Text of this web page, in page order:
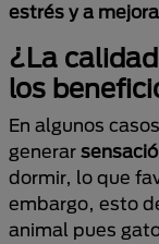
estrés y a
¿La
los
En algunos
generar
dormir, lo que
embargo, esto
animal pues